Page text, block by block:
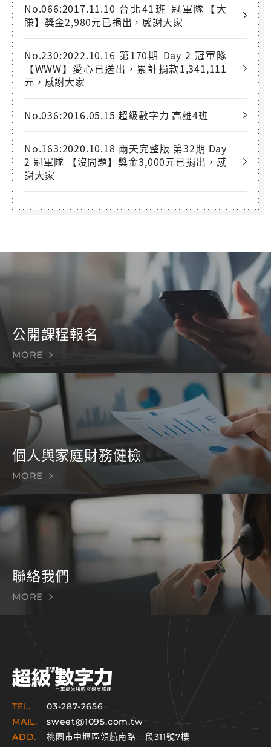
No.066:2017.11.10 台北41班 冠軍隊【大
賺】獎金2,980元已捐出，感謝大家
No.230:2022.10.16 第170期 Day 2 冠軍隊
【WWW】愛心已送出，累計捐款1,341,111
元，感謝大家
No.036:2016.05.15 超級數字力 高雄4班
No.163:2020.10.18 兩天完整版 第32期 Day
2 冠軍隊 【沒問題】獎金3,000元已捐出，感
謝大家
公開課程報名
MORE
個人與家庭財務健檢
MORE
聯絡我們
MORE
TEL.
03-287-2656
MAIL.
sweet@1095.com.tw
ADD.
桃園市中壢區領航南路三段311號7樓